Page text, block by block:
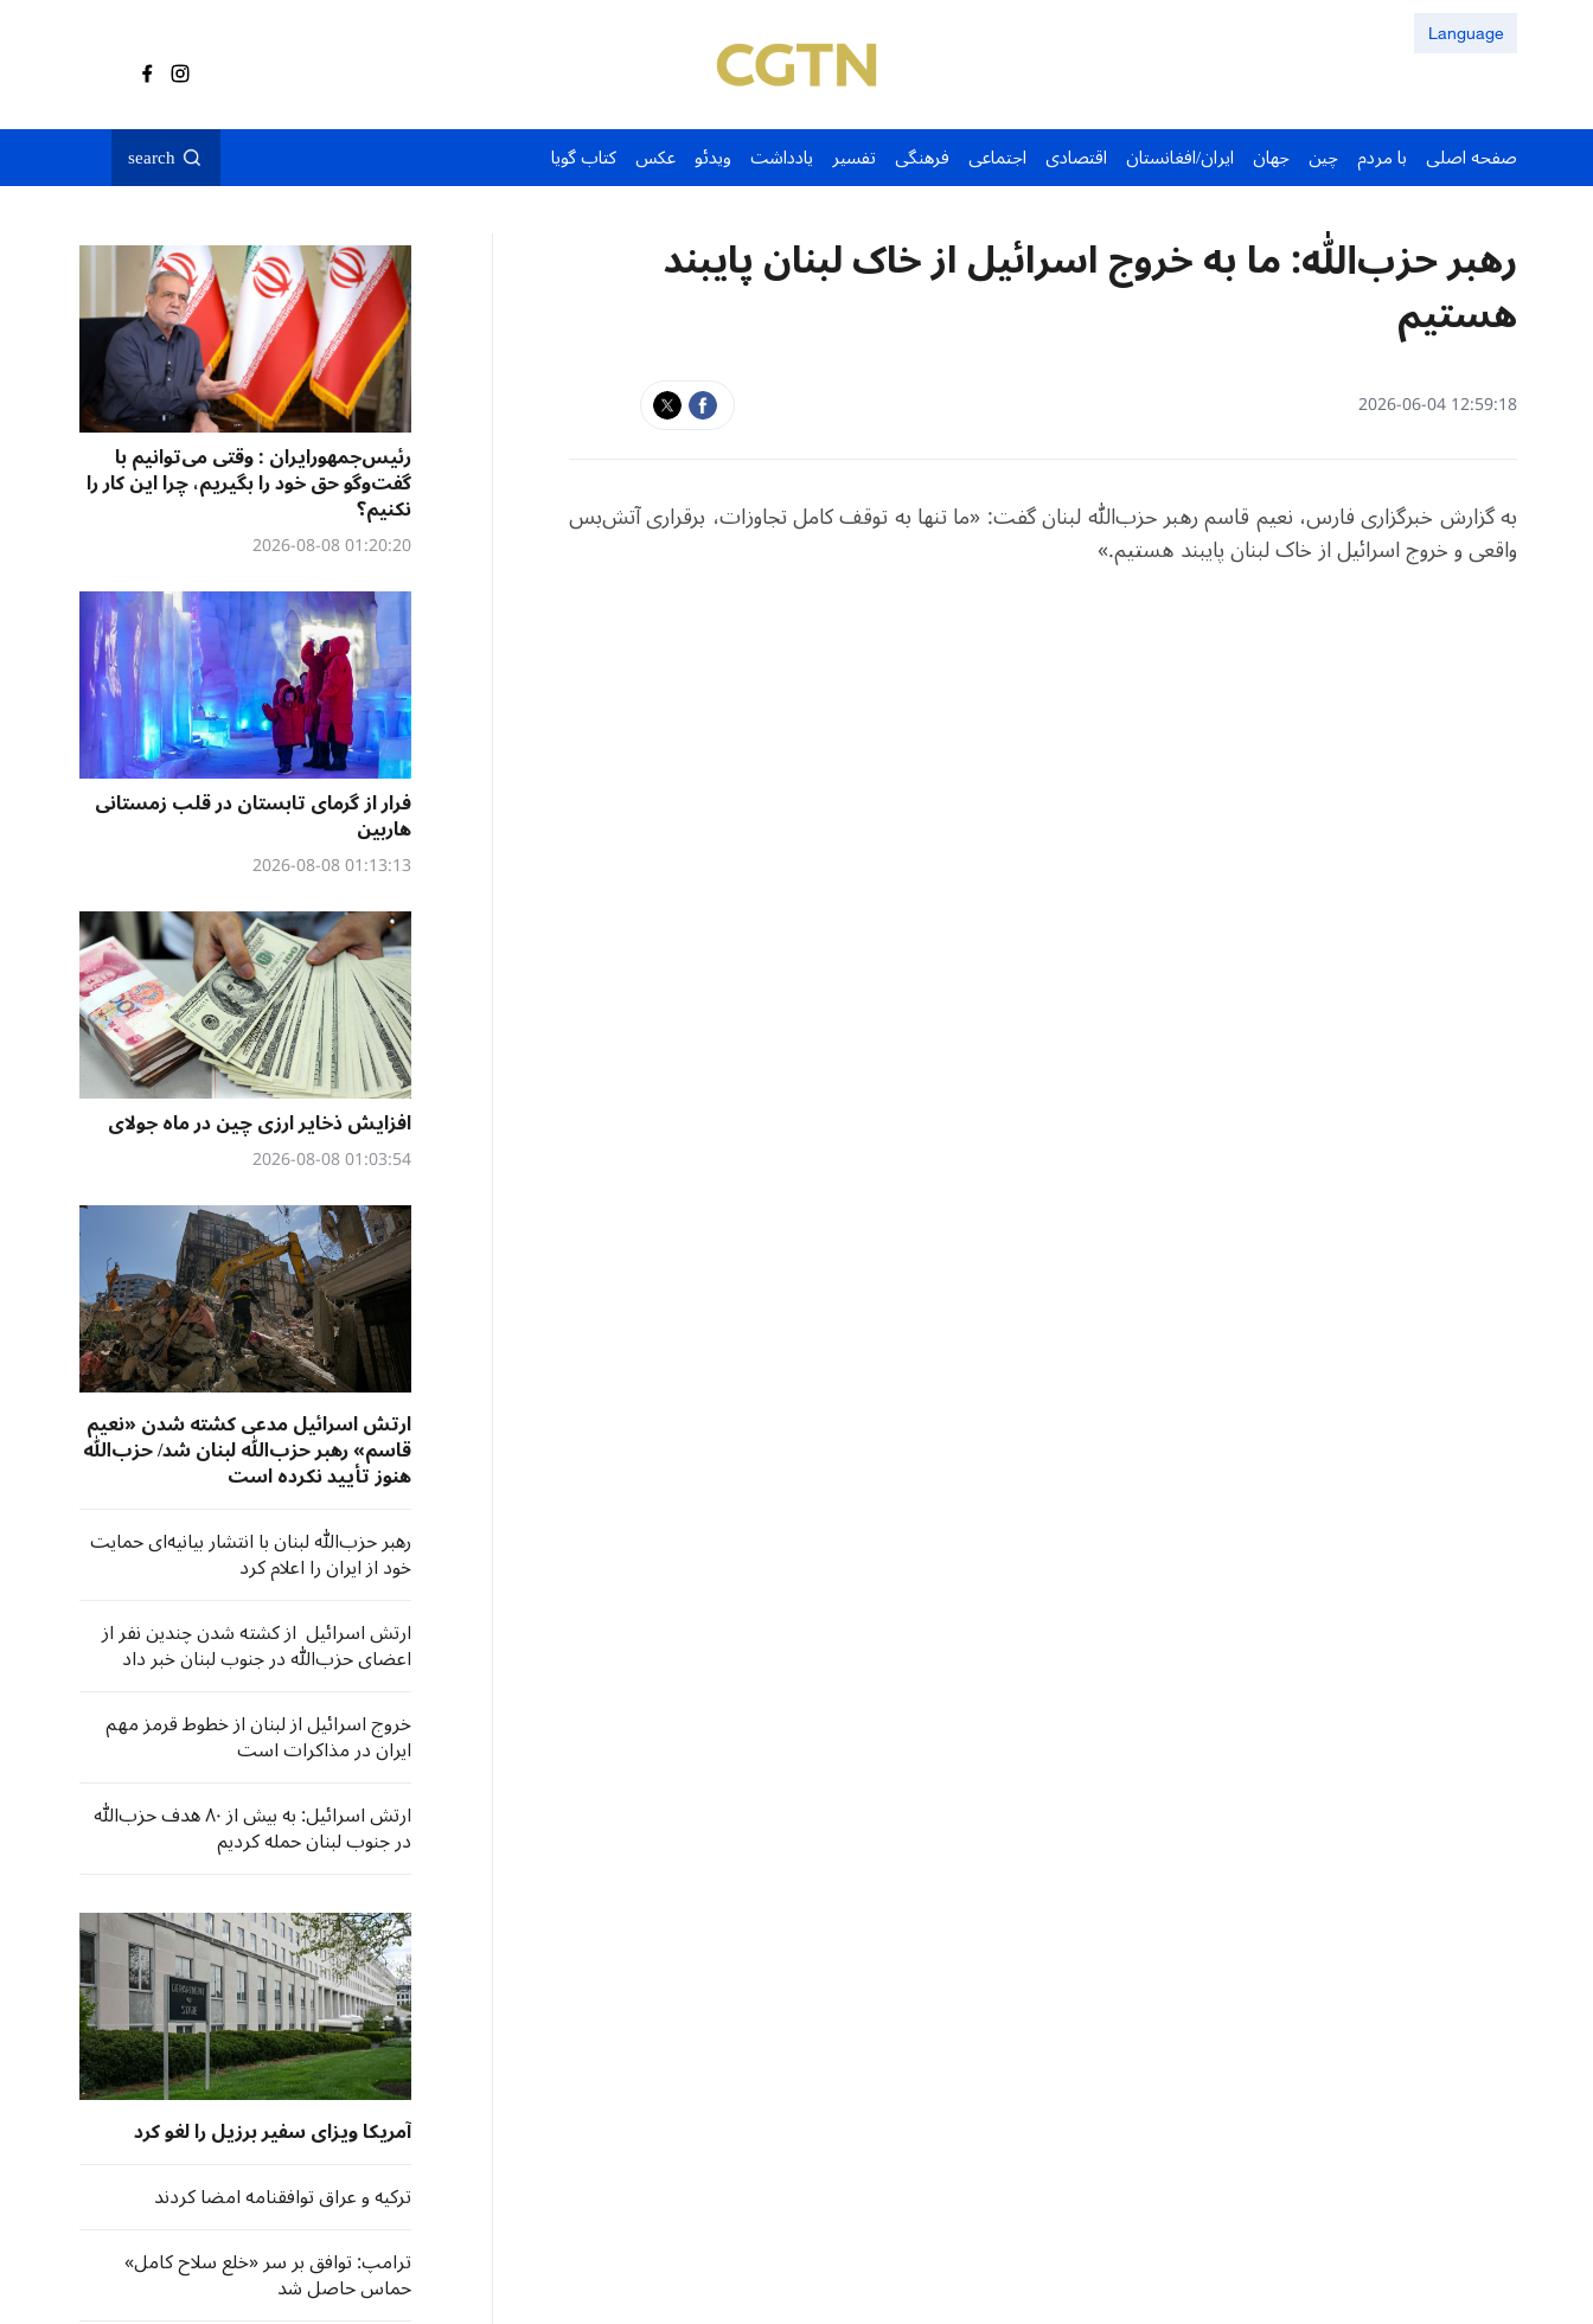
Language
صفحه اصلی با مردم چین جهان ایران/افغانستان اقتصادی اجتماعی فرهنگی تفسیر یادداشت ویدئو عکس کتاب گویا search
رهبر حزب‌الله: ما به خروج اسرائیل از خاک لبنان پایبند
هستیم
12:59:18 2026-06-04
به گزارش خبرگزاری فارس، نعیم قاسم رهبر حزب‌الله لبنان گفت: «ما تنها به توقف کامل تجاوزات، برقراری آتش‌بس
واقعی و خروج اسرائیل از خاک لبنان پایبند هستیم.»
رئیس‌جمهورایران : وقتی می‌توانیم با
گفت‌وگو حق خود را بگیریم، چرا این کار را
نکنیم؟
01:20:20 2026-08-08
فرار از گرمای تابستان در قلب زمستانی
هاربین
01:13:13 2026-08-08
افزایش ذخایر ارزی چین در ماه جولای
01:03:54 2026-08-08
ارتش اسرائیل مدعی کشته شدن «نعیم
قاسم» رهبر حزب‌الله لبنان شد/ حزب‌الله
هنوز تأیید نکرده است
رهبر حزب‌الله لبنان با انتشار بیانیه‌ای حمایت
خود از ایران را اعلام کرد
ارتش اسرائیل از کشته شدن چندین نفر از
اعضای حزب‌الله در جنوب لبنان خبر داد
خروج اسرائیل از لبنان از خطوط قرمز مهم
ایران در مذاکرات است
ارتش اسرائیل: به بیش از ۸۰ هدف حزب‌الله
در جنوب لبنان حمله کردیم
آمریکا ویزای سفیر برزیل را لغو کرد
ترکیه و عراق توافقنامه امضا کردند
ترامپ: توافق بر سر «خلع سلاح کامل»
حماس حاصل شد